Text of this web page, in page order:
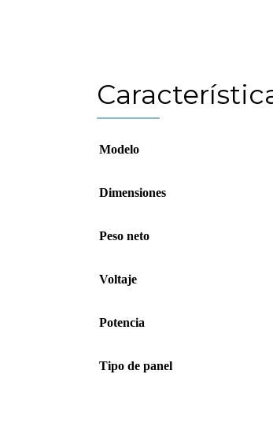
Modelo
Dimensiones
Peso neto
Voltaje
Potencia
Tipo de panel